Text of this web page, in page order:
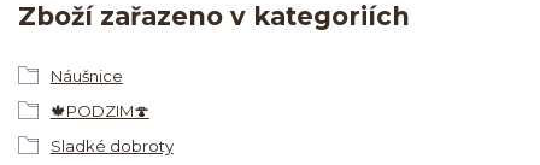
Zboží zařazeno v kategoriích
Náušnice
🍁PODZIM🍄
Sladké dobroty